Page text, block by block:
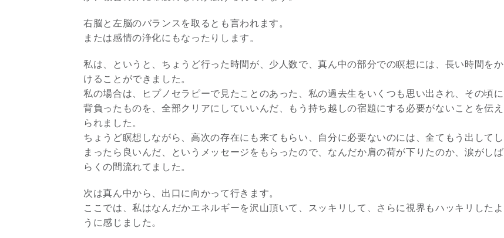
右脳と左脳のバランスを取るとも言われます。
または感情の浄化にもなったりします。
私は、というと、ちょうど行った時間が、少人数で、真ん中の部分での瞑想には、長い時間をか
けることができました。
私の場合は、ヒプノセラピーで見たことのあった、私の過去生をいくつも思い出され、その頃に
背負ったものを、全部クリアにしていいんだ、もう持ち越しの宿題にする必要がないことを伝え
られました。
ちょうど瞑想しながら、高次の存在にも来てもらい、自分に必要ないのには、全てもう出してし
まったら良いんだ、というメッセージをもらったので、なんだか肩の荷が下りたのか、涙がしば
らくの間流れてました。
次は真ん中から、出口に向かって行きます。
ここでは、私はなんだかエネルギーを沢山頂いて、スッキリして、さらに視界もハッキリしたよ
うに感じました。